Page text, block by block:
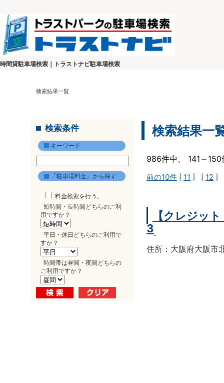
時間貸駐車場検索｜トラストナビ駐車場検索
検索結果一覧
検索条件
キーワード
「駐車場料金」から探す
料金検索を行う。
短時間・長時間どちらのご利
用ですか？
平日・休日どちらのご利用で
すか？
時間帯は昼間・夜間どちらの
ご利用ですか？
検索結果一
986件中、 141～
前の10件 [ 11 ] [ 12 ]
【クレジッ
3
住所：大阪府大阪市